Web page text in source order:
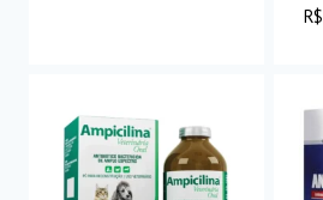
R$